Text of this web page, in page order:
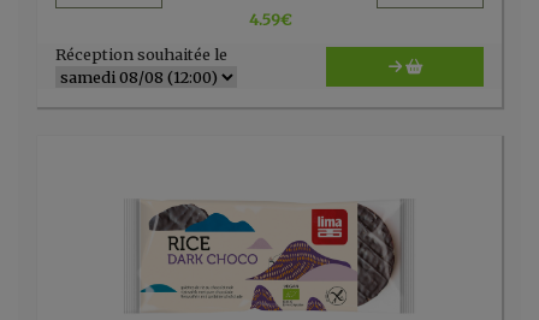
4.59€
Réception souhaitée le